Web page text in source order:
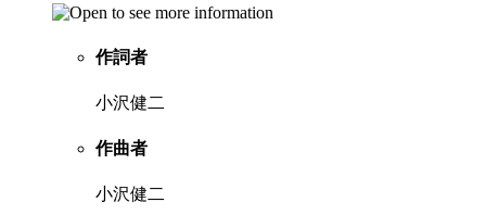
作詞者
小沢健二
作曲者
小沢健二